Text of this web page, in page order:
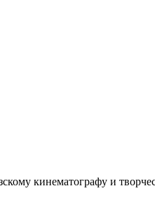
кинематографу и